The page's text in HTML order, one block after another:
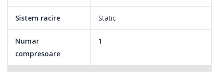
Sistem racire Static
Numar
compresoare
1